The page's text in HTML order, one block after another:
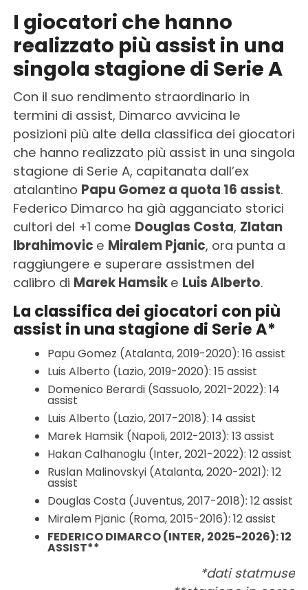
I giocatori che hanno
realizzato più assist in una
singola stagione di Serie A
Con il suo rendimento straordinario in
termini di assist, Dimarco avvicina le
posizioni più alte della classifica dei giocatori
che hanno realizzato più assist in una singola
stagione di Serie A, capitanata dall’ex
atalantino Papu Gomez a quota 16 assist.
Federico Dimarco ha già agganciato storici
cultori del +1 come Douglas Costa, Zlatan
Ibrahimovic e Miralem Pjanic, ora punta a
raggiungere e superare assistmen del
calibro di Marek Hamsik e Luis Alberto.
La classifica dei giocatori con più
assist in una stagione di Serie A*
Papu Gomez (Atalanta, 2019-2020): 16 assist
Luis Alberto (Lazio, 2019-2020): 15 assist
Domenico Berardi (Sassuolo, 2021-2022): 14
assist
Luis Alberto (Lazio, 2017-2018): 14 assist
Marek Hamsik (Napoli, 2012-2013): 13 assist
Hakan Calhanoglu (Inter, 2021-2022): 12 assist
Ruslan Malinovskyi (Atalanta, 2020-2021): 12
assist
Douglas Costa (Juventus, 2017-2018): 12 assist
Miralem Pjanic (Roma, 2015-2016): 12 assist
FEDERICO DIMARCO (INTER, 2025-2026): 12
ASSIST**
*dati statmuse